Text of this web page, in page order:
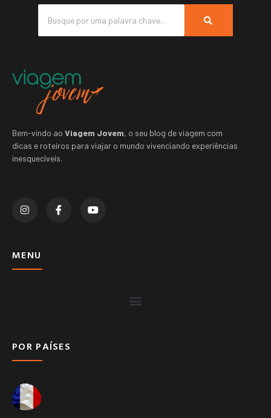
Bem-vindo ao Viagem Jovem, o seu blog de viagem com
dicas e roteiros para viajar o mundo vivenciando experiências
inesquecíveis.
MENU
POR PAÍSES